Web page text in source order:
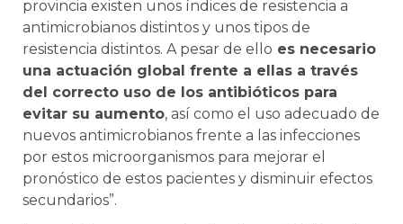
provincia existen unos índices de resistencia a
antimicrobianos distintos y unos tipos de
resistencia distintos. A pesar de ello es necesario
una actuación global frente a ellas a través
del correcto uso de los antibióticos para
evitar su aumento, así como el uso adecuado de
nuevos antimicrobianos frente a las infecciones
por estos microorganismos para mejorar el
pronóstico de estos pacientes y disminuir efectos
secundarios”.